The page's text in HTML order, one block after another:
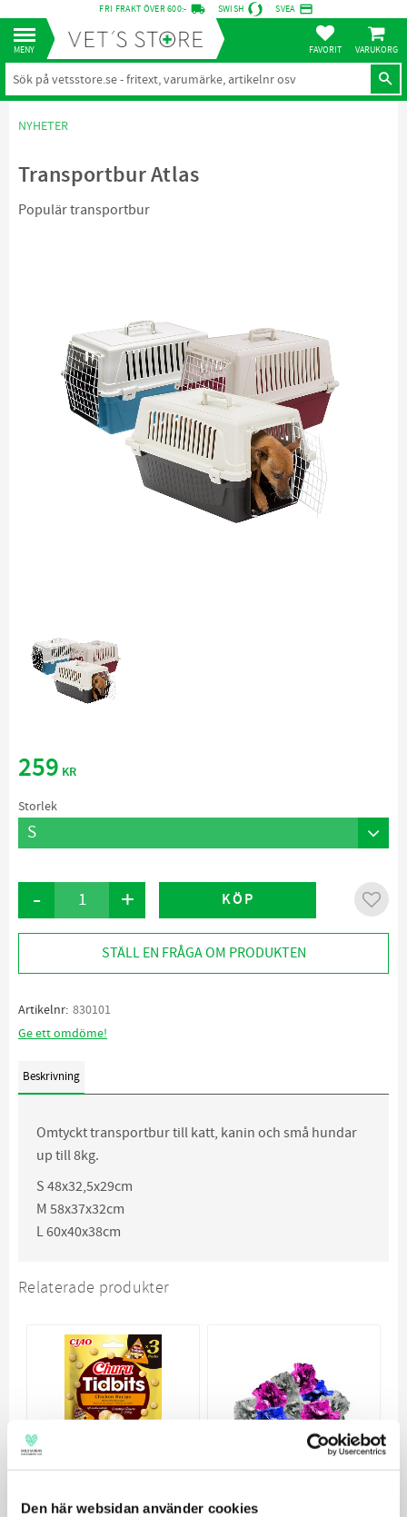
Den här websidan använder cookies
Meny
FRI FRAKT ÖVER 600:- local_shipping SWISH SVEA credit_card
FAVORITER
NYHETER
Transportbur Atlas
Populär transportbur
259 KR
Storlek
+
- KÖP Lägg
STÄLL EN FRÅGA OM PRODUKTEN
Artikelnr 830101
Ge ett omdöme!
Beskrivning
Omtyckt transportbur till katt, kanin och små hundar
up till 8kg.
S 48x32,5x29cm
M 58x37x32cm
L 60x40x38cm
Relaterade produkter
Köp 6 betala för 5